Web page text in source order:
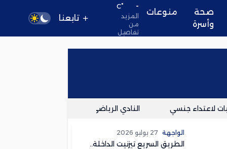
صحة
وأسرة
منوعات
-
°C
المزيد
من
تفاصيل
تابعنا
النادي الرياضي القنيطري لكرة اليد يوضح جنسي
الواجهة 27 يوليو 2026
الطريق السريع تيزنيت الداخلة..